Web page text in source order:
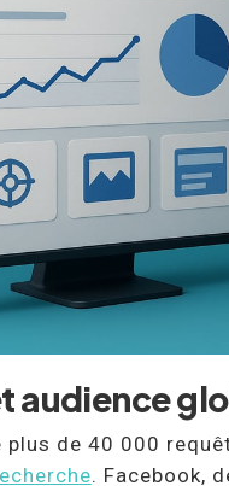
audience
de 40 000
. Facebook,